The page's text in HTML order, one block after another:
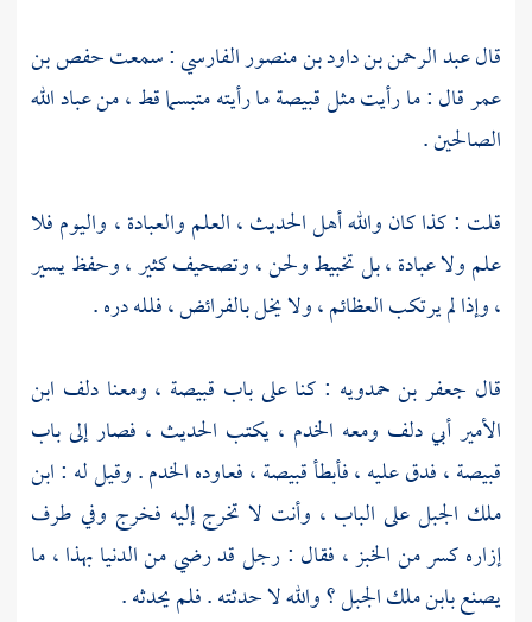
قالعبد الرحمن بن داود بن منصور الفارسي: سمعتحفص بن
عمرقال : ما رأيت مثلقبيصةما رأيته متبسما قط ، من عباد الله
الصالحين .
قلت : كذا كان والله أهل الحديث ، العلم والعبادة ، واليوم فلا
علم ولا عبادة ، بل تخبيط ولحن ، وتصحيف كثير ، وحفظ يسير
، وإذا لم يرتكب العظائم ، ولا يخل بالفرائض ، فلله دره .
قال جعفر بن حمدويه : كنا على باب قبيصة ، ومعنادلف ابن
الأمير أبي دلف ومعه الخدم ، يكتب الحديث ، فصار إلى باب
قبيصة، فدق عليه ، فأبطأقبيصة، فعاوده الخدم . وقيل له : ابن
ملك الجبل على الباب ، وأنت لا تخرج إليه فخرج وفي طرف
إزاره كسر من الخبز ، فقال : رجل قد رضي من الدنيا بهذا ، ما
يصنع بابن ملك الجبل ؟ والله لا حدثته . فلم يحدثه .